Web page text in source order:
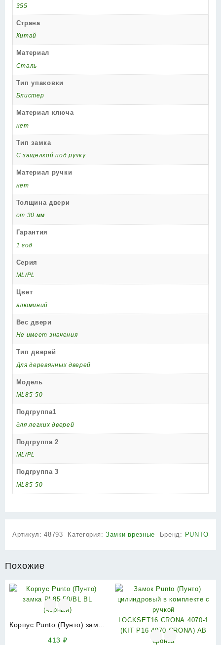
355
Страна
Китай
Материал
Сталь
Тип упаковки
Блистер
Материал ключа
нет
Тип замка
С защелкой под ручку
Материал ручки
нет
Толщина двери
от 30 мм
Гарантия
1 год
Серия
ML/PL
Цвет
алюминий
Вес двери
Не имеет значения
Тип дверей
Для деревянных дверей
Модель
ML85-50
Подгруппа1
для легких дверей
Подгруппа 2
ML/PL
Подгруппа 3
ML85-50
Артикул:48793 Категория: Замки врезные Бренд: PUNTO
Похожие
Корпус Punto (Пунто) замка
413 ₽